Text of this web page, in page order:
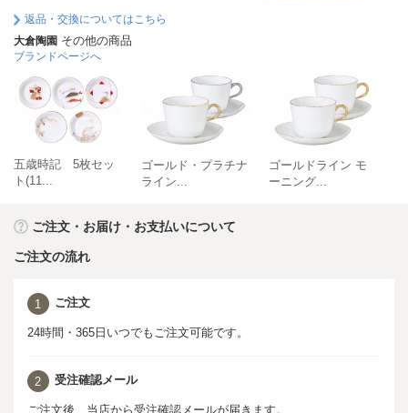
返品・交換についてはこちら
大倉陶園 その他の商品
ブランドページへ
五歳時記 5枚セッ
ト(11...
ゴールド・プラチナ
ライン...
ゴールドライン モ
ーニング...
ご注文・お届け・お支払いについて
ご注文の流れ
1 ご注文
24時間・365日いつでもご注文可能です。
2 受注確認メール
ご注文後、当店から受注確認メールが届きます。